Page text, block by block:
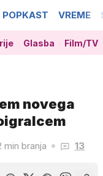
POPKAST VREME
Glasba Film/TV
novega
min branja 13